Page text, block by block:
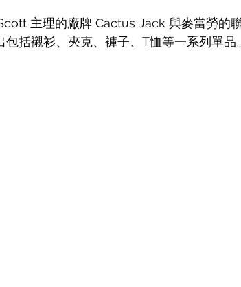
主理的廠牌 Cactus Jack 與麥當勞的
括襯衫、夾克、褲子、T恤等一系列單品。